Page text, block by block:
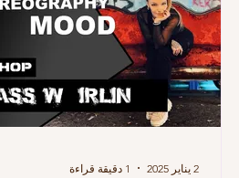
2 يناير 2025 1 دقيقة قراءة